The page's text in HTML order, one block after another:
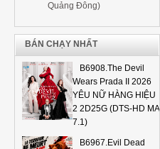
Quảng Đông)
BÁN CHẠY NHẤT
B6908.The Devil
Wears Prada II 2026
YÊU NỮ HÀNG HIỆU
2 2D25G (DTS-HD MA
7.1)
B6967.Evil Dead